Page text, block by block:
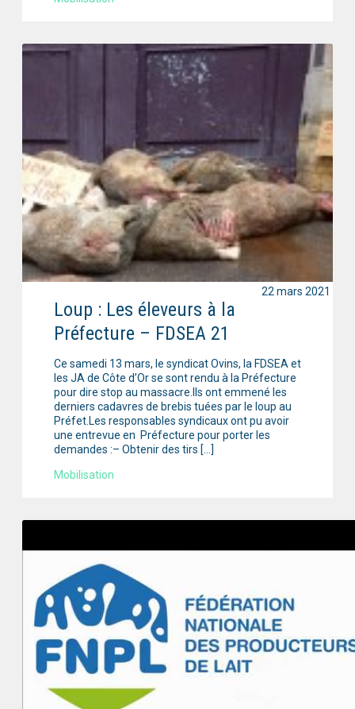
Loup : Les éleveurs à la
Préfecture – FDSEA 21
Ce samedi 13 mars, le syndicat Ovins, la FDSEA et
les JA de Côte d’Or se sont rendu à la Préfecture
pour dire stop au massacre.Ils ont emmené les
derniers cadavres de brebis tuées par le loup au
Préfet.Les responsables syndicaux ont pu avoir
une entrevue en Préfecture pour porter les
demandes :– Obtenir des tirs […]
Mobilisation
22 mars 2021